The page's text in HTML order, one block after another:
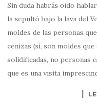
Sin duda habrás oído
la sepultó bajo la lava del
moldes de las personas
cenizas (sí, son moldes que
solidificadas, no personas
que es una visita